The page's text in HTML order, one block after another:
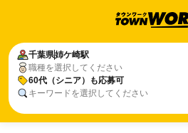
千葉県姉ケ崎駅
職種を選択してください
60代（シニア）も応募可
キーワードを選択してください